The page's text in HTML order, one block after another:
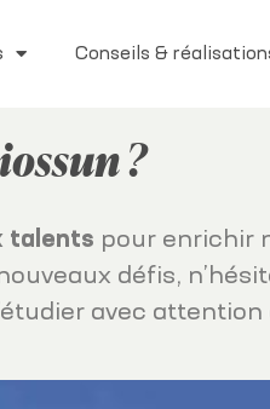
Conseils &
?
talents pour enrichir
défis,
avec